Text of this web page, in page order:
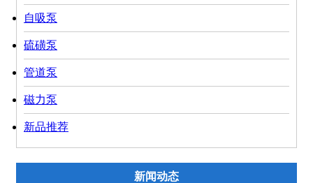
自吸泵
硫磺泵
管道泵
磁力泵
新品推荐
新闻动态